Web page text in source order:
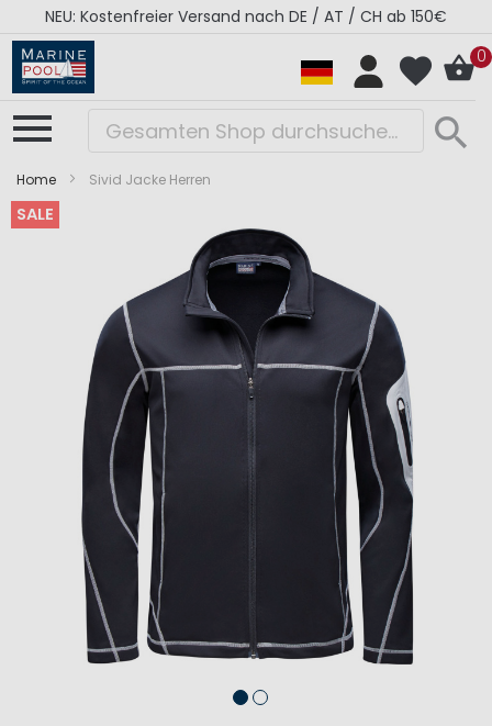
NEU: Kostenfreier Versand nach DE / AT / CH ab 150€
0
Home Sivid Jacke Herren
SALE
Zum
Bildergalerie
springen
Zum
Bildergalerie
springen